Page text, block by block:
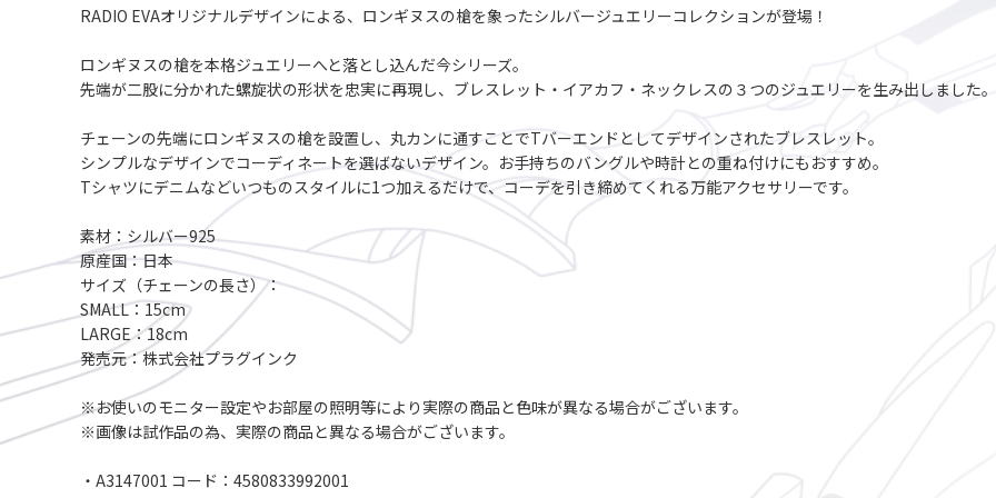
RADIO EVAオリジナルデザインによる、ロンギヌスの槍を象ったシルバージュエリーコレクションが登場！
ロンギヌスの槍を本格ジュエリーへと落とし込んだ今シリーズ。
先端が二股に分かれた螺旋状の形状を忠実に再現し、ブレスレット・イアカフ・ネックレスの３つのジュエリーを生み出しました。
チェーンの先端にロンギヌスの槍を設置し、丸カンに通すことでTバーエンドとしてデザインされたブレスレット。
シンプルなデザインでコーディネートを選ばないデザイン。お手持ちのバングルや時計との重ね付けにもおすすめ。
Tシャツにデニムなどいつものスタイルに1つ加えるだけで、コーデを引き締めてくれる万能アクセサリーです。
素材：シルバー925
原産国：日本
サイズ（チェーンの長さ）：
SMALL：15cm
LARGE：18cm
発売元：株式会社プラグインク
※お使いのモニター設定やお部屋の照明等により実際の商品と色味が異なる場合がございます。
※画像は試作品の為、実際の商品と異なる場合がございます。
・A3147001 コード：4580833992001